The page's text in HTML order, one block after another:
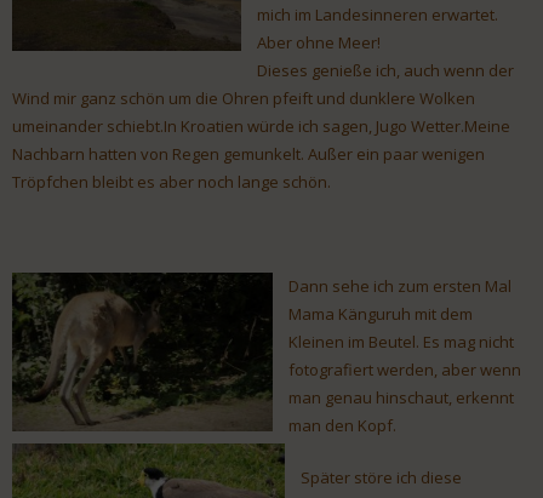
mich im Landesinneren erwartet.
Aber ohne Meer!
Dieses genieße ich, auch wenn der
Wind mir ganz schön um die Ohren pfeift und dunklere Wolken
umeinander schiebt.In Kroatien würde ich sagen, Jugo Wetter.Meine
Nachbarn hatten von Regen gemunkelt. Außer ein paar wenigen
Tröpfchen bleibt es aber noch lange schön.
Dann sehe ich zum ersten Mal
Mama Känguruh mit dem
Kleinen im Beutel. Es mag nicht
fotografiert werden, aber wenn
man genau hinschaut, erkennt
man den Kopf.
Später störe ich diese